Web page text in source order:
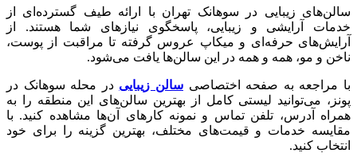
سالن‌های زیبایی در سوهانک تهران با ارائه طیف گسترده‌ای از
خدمات آرایشی و زیبایی، پاسخگوی نیازهای شما هستند. از
آرایش‌های حرفه‌ای و میکاپ عروس گرفته تا مراقبت از پوست،
ناخن و مو، همه و همه در این سالن‌ها یافت می‌شود.
با مراجعه به صفحه اختصاصی سالن زیبایی در محله سوهانک در
پونز، می‌توانید لیستی کامل از بهترین سالن‌های این منطقه را به
همراه آدرس، تلفن تماس و نمونه کارهای آن‌ها مشاهده کنید. با
مقایسه خدمات و قیمت‌های مختلف، بهترین گزینه را برای خود
انتخاب کنید.